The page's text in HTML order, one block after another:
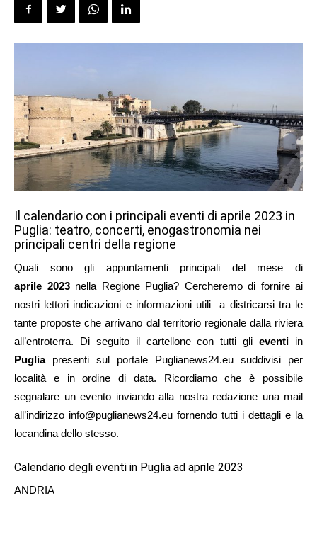
Il calendario con i principali eventi di aprile 2023 in
Puglia: teatro, concerti, enogastronomia nei
principali centri della regione
Quali sono gli appuntamenti principali del mese di
aprile 2023nella Regione Puglia? Cercheremo di fornire ai
nostri lettori indicazioni e informazioni utili a districarsi tra le
tante proposte che arrivano dal territorio regionale dalla riviera
all’entroterra. Di seguito il cartellone con tutti glieventi in
Pugliapresenti sul portale Puglianews24.eu suddivisi per
località e in ordine di data. Ricordiamo che è possibile
segnalare un evento inviando alla nostra redazione una mail
all’indirizzo info@puglianews24.eu fornendo tutti i dettagli e la
locandina dello stesso.
Calendario degli eventi in Puglia ad aprile 2023
ANDRIA